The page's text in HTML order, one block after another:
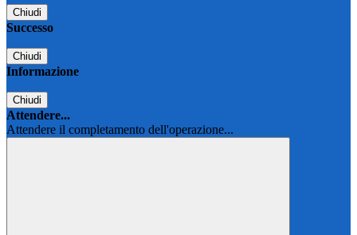
Chiudi
Successo
Chiudi
Informazione
Chiudi
Attendere...
Attendere il completamento dell'operazione...